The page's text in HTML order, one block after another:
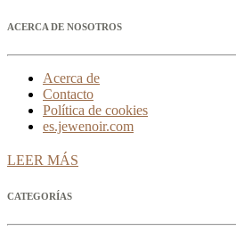
ACERCA DE NOSOTROS
Acerca de
Contacto
Política de cookies
es.jewenoir.com
LEER MÁS
CATEGORÍAS